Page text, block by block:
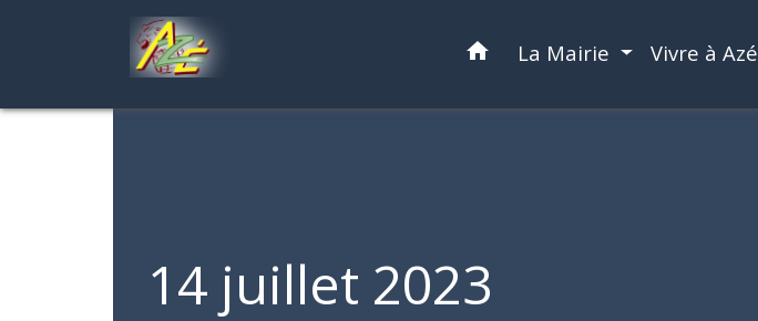
home La Mairie Vivre à Azé
14 juillet 2023